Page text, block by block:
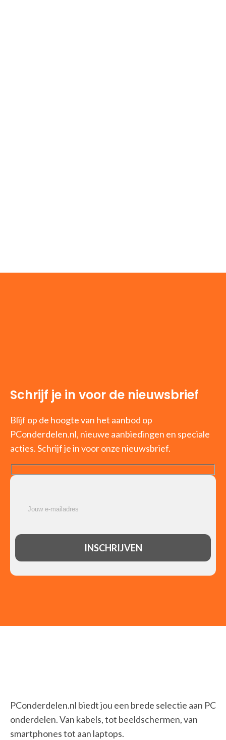
Schrijf je in voor de nieuwsbrief
Blijf op de hoogte van het aanbod op
PConderdelen.nl, nieuwe aanbiedingen en speciale
acties. Schrijf je in voor onze nieuwsbrief.
PConderdelen.nl biedt jou een brede selectie aan PC
onderdelen. Van kabels, tot beeldschermen, van
smartphones tot aan laptops.